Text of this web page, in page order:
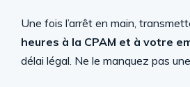
Une fois l’arrêt en main,
heures à la CPAM et à votre
délai légal. Ne le manquez pas